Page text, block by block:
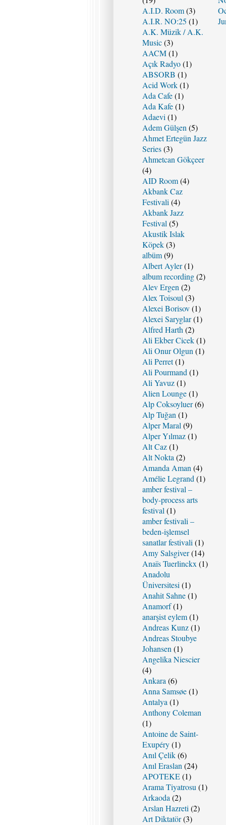
A.I.D. Room(3)
A.I.R. NO:25 (1)
A.K. Müzik / A.K.
Music(3)
AACM(1)
Açık Radyo(1)
ABSORB (1)
Acid Work(1)
Ada Cafe(1)
Ada Kafe(1)
Adaevi (1)
Adem Gülşen (5)
Ahmet Ertegün Jazz
Series(3)
Ahmetcan Gökçeer
(4)
AID Room(4)
Akbank Caz
Festivali (4)
Akbank Jazz
Festival (5)
Akustik Islak
Köpek(3)
albüm(9)
Albert Ayler(1)
album recording(2)
Alev Ergen (2)
Alex Toisoul (3)
Alexei Borisov(1)
Alexei Saryglar(1)
Alfred Harth (2)
Ali Ekber Cicek(1)
Ali Onur Olgun (1)
Ali Perret(1)
Ali Pourmand (1)
Ali Yavuz(1)
Alien Lounge(1)
Alp Coksoyluer(6)
Alp Tuğan (1)
Alper Maral (9)
Alper Yılmaz(1)
Alt Caz(1)
Alt Nokta (2)
Amanda Aman (4)
Amélie Legrand (1)
amber festival –
body-process arts
festival (1)
amber festivali –
beden-işlemsel
sanatlar festivali (1)
Amy Salsgiver(14)
Anaïs Tuerlinckx (1)
Anadolu
Üniversitesi (1)
Anahit Sahne(1)
Anamorf(1)
anarşist eylem(1)
Andreas Kunz(1)
Andreas Stoubye
Johansen (1)
Angelika Niescier
(4)
Ankara (6)
Anna Samsøe(1)
Antalya (1)
Anthony Coleman
(1)
Antoine de Saint-
Exupéry(1)
Anıl Çelik(6)
Anıl Eraslan (24)
APOTEKE(1)
Arama Tiyatrosu (1)
Arkaoda (2)
Arslan Hazreti (2)
Art Diktatör(3)